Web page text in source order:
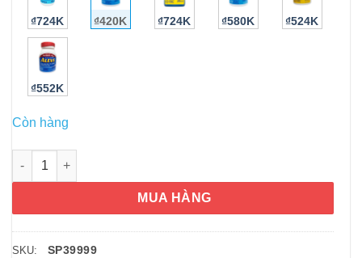
₫724K ₫420K ₫724K ₫580K ₫524K
₫552K
Còn hàng
Viên uống Aleve Arthritis Cap Pain Reliever Naproxen Sodium
MUA HÀNG
SKU: SP39999